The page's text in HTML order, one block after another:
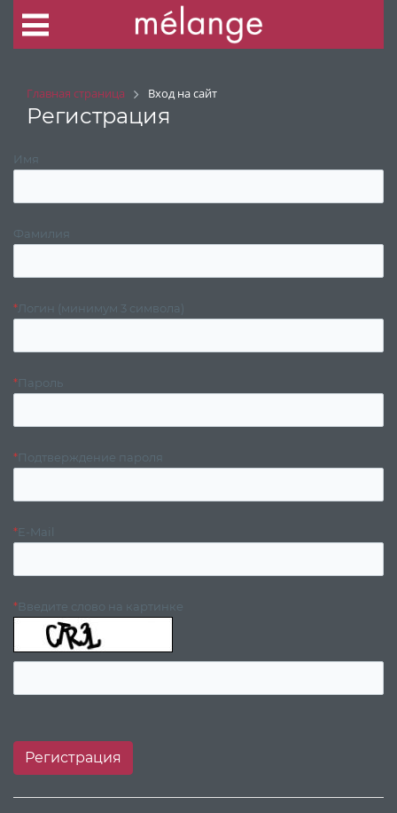
Главная страница Вход на сайт
Регистрация
Имя
Фамилия
*Логин (минимум 3 символа)
*Пароль
*Подтверждение пароля
*E-Mail
*Введите слово на картинке